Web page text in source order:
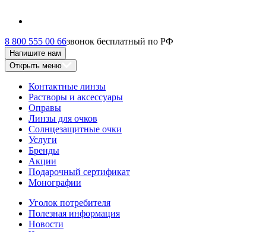
8 800 555 00 66звонок бесплатный по РФ
Напишите нам
Открыть меню
Контактные линзы
Растворы и аксессуары
Оправы
Линзы для очков
Солнцезащитные очки
Услуги
Бренды
Акции
Подарочный сертификат
Монографии
Уголок потребителя
Полезная информация
Новости